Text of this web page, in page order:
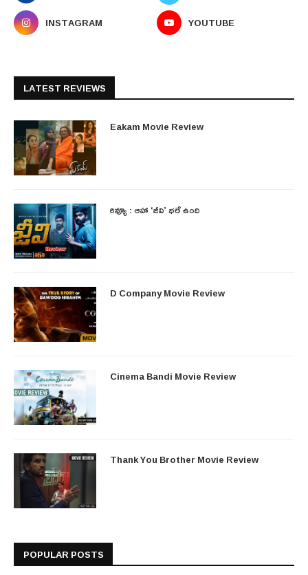
INSTAGRAM
YOUTUBE
LATEST REVIEWS
Eakam Movie Review
రివ్యూ : ఆహా ‘జీవి’ భలే ఉంది
D Company Movie Review
Cinema Bandi Movie Review
Thank You Brother Movie Review
POPULAR POSTS